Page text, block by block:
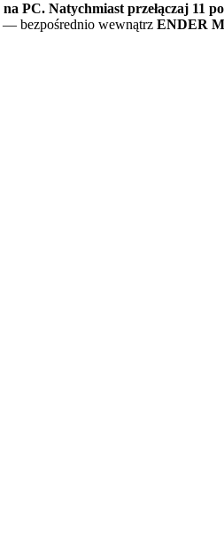
na PC. Natychmiast przełączaj 11
— bezpośrednio wewnątrz ENDER